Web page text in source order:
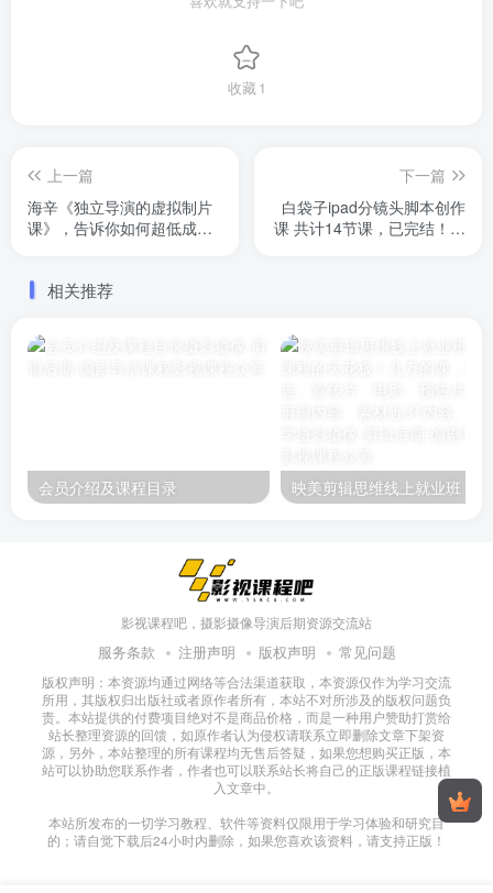
收藏1
上一篇
海辛《独立导演的虚拟制片
课》，告诉你如何超低成本
下一篇
白袋子ipad分镜头脚本创作
课 共计14节课，已完结！主
相关推荐
会员介绍及课程目录
影视课程吧，摄影摄像导演后期资源交流站
服务条款 注册声明 版权声明 常见问题
版权声明：本资源均通过网络等合法渠道获取，本资源仅作为学习交流
所用，其版权归出版社或者原作者所有，本站不对所涉及的版权问题负
责。本站提供的付费项目绝对不是商品价格，而是一种用户赞助打赏给
站长整理资源的回馈，如原作者认为侵权请联系立即删除文章下架资
源，另外，本站整理的所有课程均无售后答疑，如果您想购买正版，本
站可以协助您联系作者，作者也可以联系站长将自己的正版课程链接植
入文章中。
本站所发布的一切学习教程、软件等资料仅限用于学习体验和研究目
的；请自觉下载后24小时内删除，如果您喜欢该资料，请支持正版！